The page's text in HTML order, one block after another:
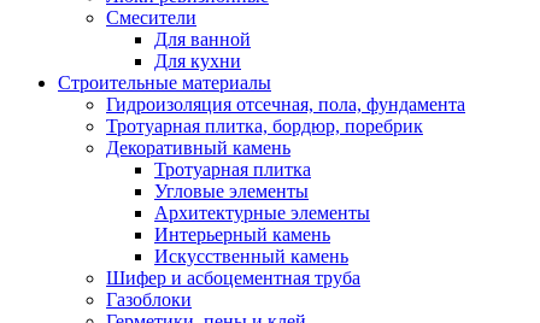
Смесители
Для ванной
Для кухни
Строительные материалы
Гидроизоляция отсечная, пола, фундамента
Тротуарная плитка, бордюр, поребрик
Декоративный камень
Тротуарная плитка
Угловые элементы
Архитектурные элементы
Интерьерный камень
Искусственный камень
Шифер и асбоцементная труба
Газоблоки